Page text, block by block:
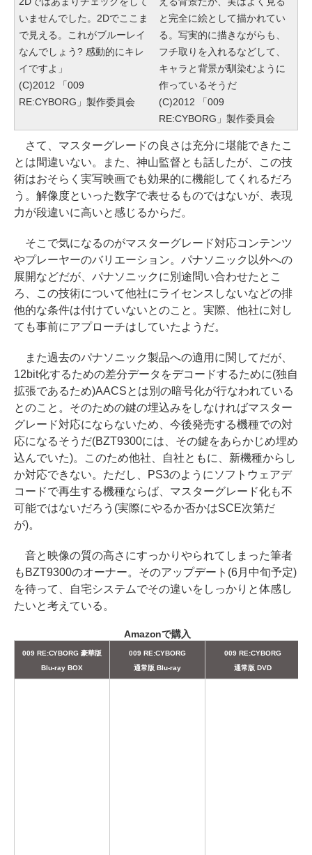
いませんでした。2Dでここま
で見える。これがブルーレイ
なんでしょう? 感動的にキレ
イですよ」
(C)2012 「009
RE:CYBORG」製作委員会
と完全に絵として描かれてい
る。写実的に描きながらも、
フチ取りを入れるなどして、
キャラと背景が馴染むように
作っているそうだ
(C)2012 「009
RE:CYBORG」製作委員会
さて、マスターグレードの良さは充分に堪能できたこ
とは間違いない。また、神山監督とも話したが、この技
術はおそらく実写映画でも効果的に機能してくれるだろ
う。解像度といった数字で表せるものではないが、表現
力が段違いに高いと感じるからだ。
そこで気になるのがマスターグレード対応コンテンツ
やプレーヤーのバリエーション。パナソニック以外への
展開などだが、パナソニックに別途問い合わせたとこ
ろ、この技術について他社にライセンスしないなどの排
他的な条件は付けていないとのこと。実際、他社に対し
ても事前にアプローチはしていたようだ。
また過去のパナソニック製品への適用に関してだが、
12bit化するための差分データをデコードするために(独自
拡張であるため)AACSとは別の暗号化が行なわれている
とのこと。そのための鍵の埋込みをしなければマスター
グレード対応にならないため、今後発売する機種での対
応になるそうだ(BZT9300には、その鍵をあらかじめ埋め
込んでいた)。このため他社、自社ともに、新機種からし
か対応できない。ただし、PS3のようにソフトウェアデ
コードで再生する機種ならば、マスターグレード化も不
可能ではないだろう(実際にやるか否かはSCE次第だ
が)。
音と映像の質の高さにすっかりやられてしまった筆者
もBZT9300のオーナー。そのアップデート(6月中旬予定)
を待って、自宅システムでその違いをしっかりと体感し
たいと考えている。
Amazonで購入
009 RE:CYBORG 豪華版
Blu-ray BOX
009 RE:CYBORG
通常版 Blu-ray
009 RE:CYBORG
通常版 DVD